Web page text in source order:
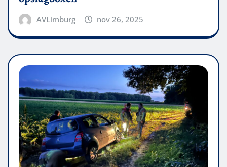
AVLimburg nov 26, 2025